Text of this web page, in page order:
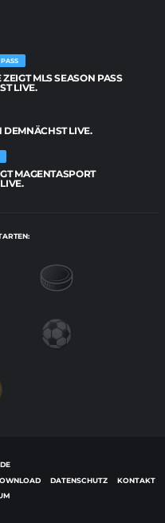
MLS SEASON PASS
LIVE.
DEMNÄCHST LIVE.
MAGENTASPORT
DATENSCHUTZ
KONTAKT